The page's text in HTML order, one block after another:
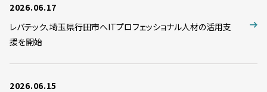
2026.06.17
レバテック、埼玉県行田市へITプロフェッショナル人材の活用支
援を開始
2026.06.15